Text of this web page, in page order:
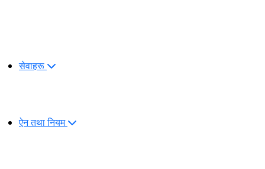
सेवाहरू
ऐन तथा नियम